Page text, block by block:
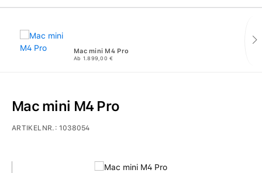
Mac mini M4 Pro
Ab 1.899,00 €
Bildergalerie überspringen
Mac mini M4 Pro
ARTIKELNR.:1038054